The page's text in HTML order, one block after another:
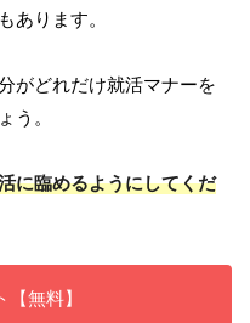
あります。
がどれだけ就活マナーを
う。
に臨めるようにしてくだ
無料】